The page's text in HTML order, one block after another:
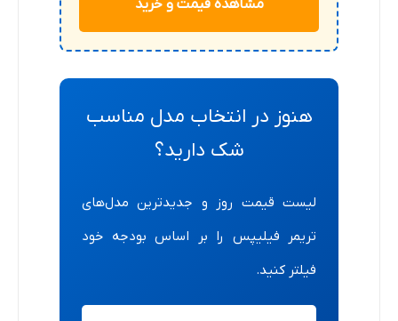
مشاهده قیمت و خرید
هنوز در انتخاب مدل مناسب
شک دارید؟
لیست قیمت روز و جدیدترین مدل‌های
تریمر فیلیپس را بر اساس بودجه خود
فیلتر کنید.